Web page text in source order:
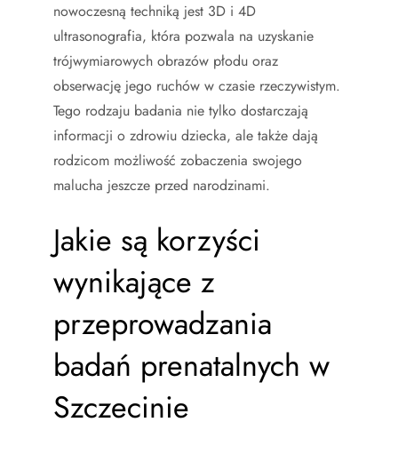
nowoczesną techniką jest 3D i 4D
ultrasonografia, która pozwala na uzyskanie
trójwymiarowych obrazów płodu oraz
obserwację jego ruchów w czasie rzeczywistym.
Tego rodzaju badania nie tylko dostarczają
informacji o zdrowiu dziecka, ale także dają
rodzicom możliwość zobaczenia swojego
malucha jeszcze przed narodzinami.
Jakie są korzyści
wynikające z
przeprowadzania
badań prenatalnych w
Szczecinie